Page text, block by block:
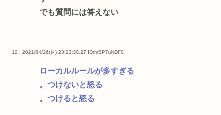
でも質問には答えない
12 : 2021/04/26(月) 23:23:30.27 ID:mBP7uNDF0
ローカルルールが多すぎる
。つけないと怒る
。つけると怒る